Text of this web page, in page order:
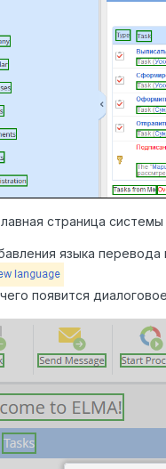
страница
языка
чего появится